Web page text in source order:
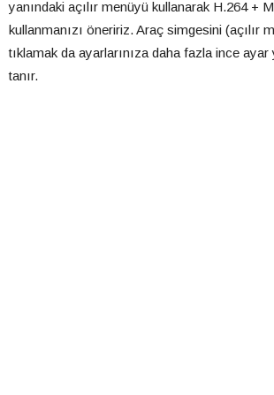
yanındaki açılır menüyü kullanarak H.264 +
kullanmanızı öneririz. Araç simgesini (açılır
tıklamak da ayarlarınıza daha fazla ince
tanır.